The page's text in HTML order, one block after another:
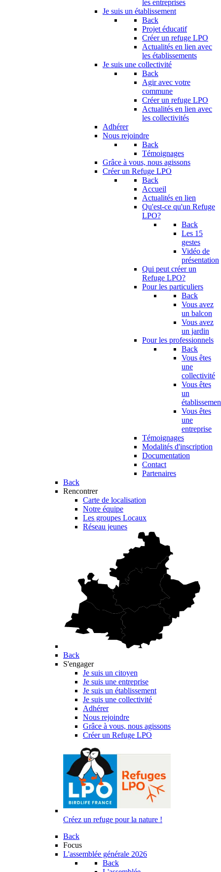
les entreprises
Je suis un établissement
Back
Projet éducatif
Créer un refuge LPO
Actualités en lien avec
les établissements
Je suis une collectivité
Back
Agir avec votre
commune
Créer un refuge LPO
Actualités en lien avec
les collectivités
Adhérer
Nous rejoindre
Back
Témoignages
Grâce à vous, nous agissons
Créer un Refuge LPO
Back
Accueil
Actualités en lien
Qu'est-ce qu'un Refuge
LPO?
Back
Les 15
gestes
Vidéo de
présentation
Qui peut créer un
Refuge LPO?
Pour les particuliers
Back
Vous avez
un balcon
Vous avez
un jardin
Pour les professionnels
Back
Vous êtes
une
collectivité
Vous êtes
un
Vous êtes
une
entreprise
Témoignages
Modalités d'inscription
Documentation
Contact
Partenaires
Back
Rencontrer
Carte de localisation
Notre équipe
Les groupes Locaux
Réseau jeunes
Back
S'engager
Je suis un citoyen
Je suis une entreprise
Je suis un établissement
Je suis une collectivité
Adhérer
Nous rejoindre
Grâce à vous, nous agissons
Créer un Refuge LPO
Créez un refuge pour la nature !
Back
Focus
L'assemblée générale 2026
Back